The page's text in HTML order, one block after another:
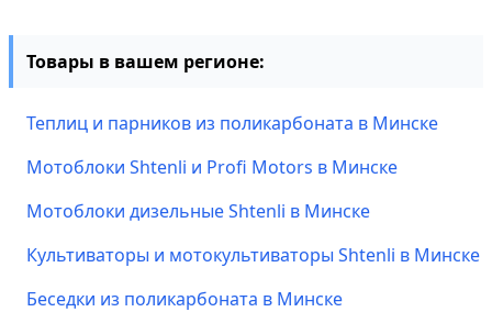
Товары в вашем регионе:
Теплиц и парников из поликарбоната в Минске
Мотоблоки Shtenli и Profi Motors в Минске
Мотоблоки дизельные Shtenli в Минске
Культиваторы и мотокультиваторы Shtenli в Минске
Беседки из поликарбоната в Минске